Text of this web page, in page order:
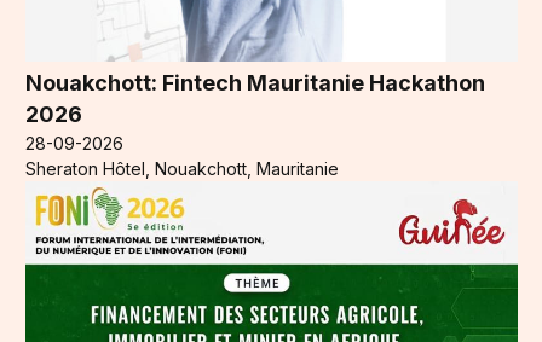
Nouakchott: Fintech Mauritanie Hackathon
2026
28-09-2026
Sheraton Hôtel, Nouakchott, Mauritanie